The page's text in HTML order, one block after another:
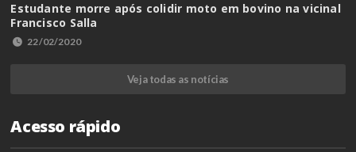
Estudante morre após colidir moto em bovino na vicinal
Francisco Salla
22/02/2020
Veja todas as notícias
Acesso rápido